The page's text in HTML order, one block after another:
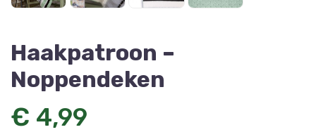
Haakpatroon –
Noppendeken
€ 4,99